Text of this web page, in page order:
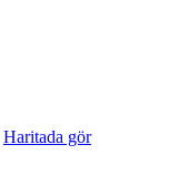
Haritada gör